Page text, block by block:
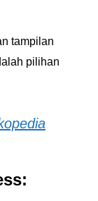
tampilan
pilihan